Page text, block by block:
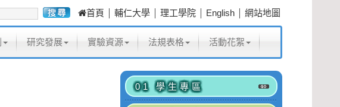
首頁 | 輔仁大學 | 理工學院 | English | 網站地圖
研究發展 實驗資源 法規表格 活動花絮
01 學生專區